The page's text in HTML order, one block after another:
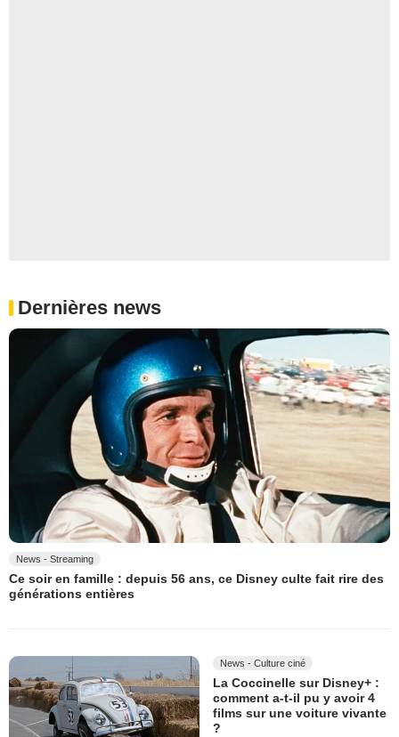
Dernières news
News - Streaming
Ce soir en famille : depuis 56 ans, ce Disney culte fait rire des
générations entières
News - Culture ciné
La Coccinelle sur Disney+ :
comment a-t-il pu y avoir 4
films sur une voiture vivante
?